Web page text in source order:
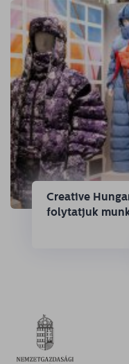
Creative
folytatjuk